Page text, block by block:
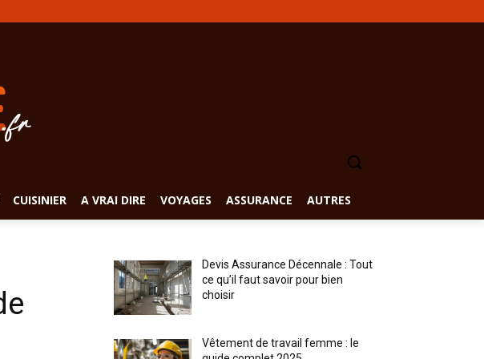
CUISINIER A VRAI DIRE VOYAGES ASSURANCE AUTRES
Devis Assurance Décennale : Tout
ce qu’il faut savoir pour bien
choisir
Vêtement de travail femme : le